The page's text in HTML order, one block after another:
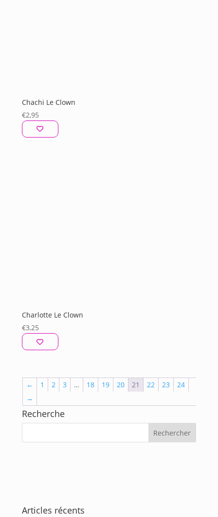
Chachi Le Clown
€2,95
Charlotte Le Clown
€3,25
← 1 2 3 … 18 19 20 21 22 23
24
→
Recherche
Articles récents